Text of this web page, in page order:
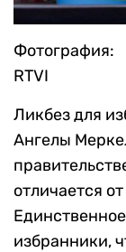
Фотография:
RTVI
Ликбез для
Ангелы
отличается
избранники,